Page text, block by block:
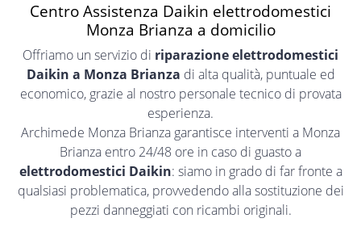
Centro Assistenza Daikin elettrodomestici
Monza Brianza a domicilio
Offriamo un servizio di riparazione elettrodomestici
Daikin a Monza Brianza di alta qualità, puntuale ed
economico, grazie al nostro personale tecnico di provata
esperienza.
Archimede Monza Brianza garantisce interventi a Monza
Brianza entro 24/48 ore in caso di guasto a
elettrodomestici Daikin: siamo in grado di far fronte a
qualsiasi problematica, provvedendo alla sostituzione dei
pezzi danneggiati con ricambi originali.